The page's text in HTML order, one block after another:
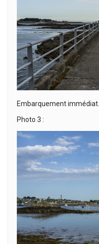
Embarquement immédiat…
Photo 3 :